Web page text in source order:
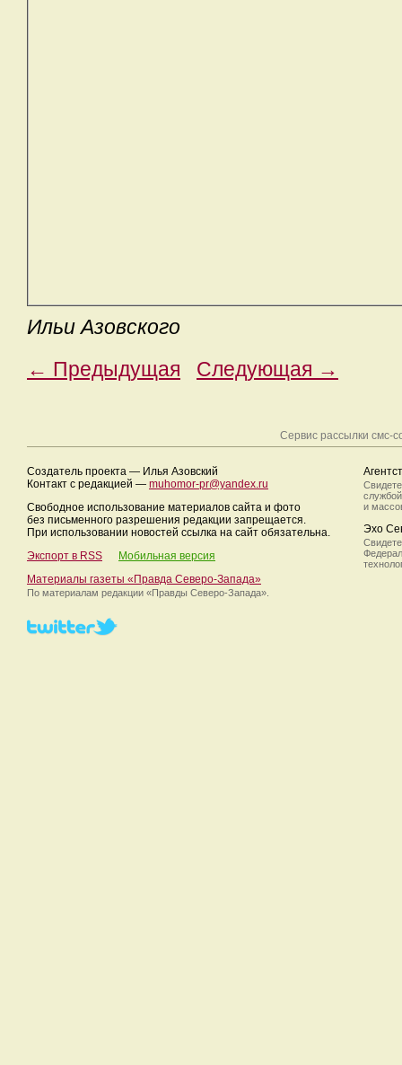
Ильи Азовского
← Предыдущая
Следующая →
Сервис рассылки смс-
Создатель проекта — Илья Азовский
Контакт с редакцией — muhomor-pr@yandex.ru
Свободное использование материалов сайта и фото
без письменного разрешения редакции запрещается.
При использовании новостей ссылка на сайт обязательна.
Экспорт в RSS
Мобильная версия
Материалы газеты «Правда Северо-Запада»
По материалам редакции «Правды Северо-Запада».
и
Эхо